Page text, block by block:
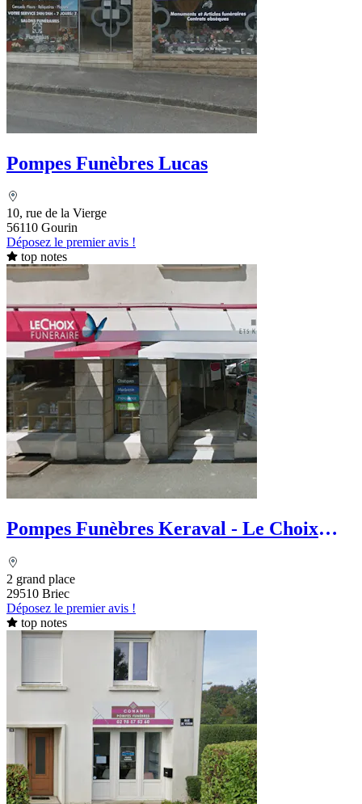
Pompes Funèbres Lucas
10, rue de la Vierge
56110 Gourin
Déposez le premier avis !
top notes
Pompes Funèbres Keraval - Le Choix
2 grand place
29510 Briec
Déposez le premier avis !
top notes